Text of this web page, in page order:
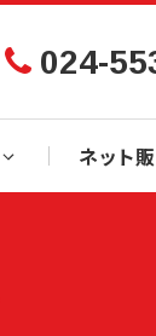
024-
ネット